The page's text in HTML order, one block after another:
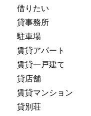
借りたい
貸事務所
駐車場
賃貸アパート
賃貸一戸建て
貸店舗
賃貸マンション
貸別荘